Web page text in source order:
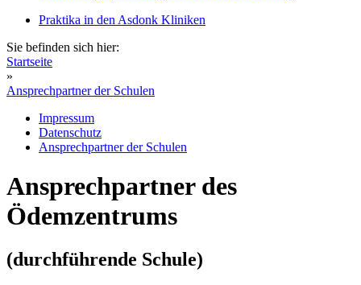
Praktika in den Asdonk Kliniken
Sie befinden sich hier:
Startseite
»
Ansprechpartner der Schulen
Impressum
Datenschutz
Ansprechpartner der Schulen
Ansprechpartner des
Ödemzentrums
(durchführende Schule)